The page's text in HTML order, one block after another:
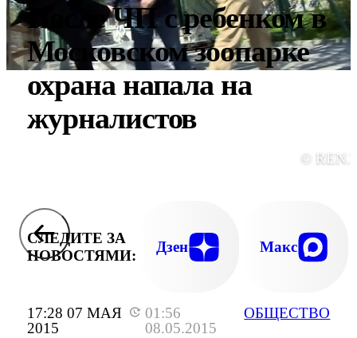
17:28 07 МАЯ
2015
01:56
08.05.2015
ОБЩЕСТВО
После ЧП с ребенком в
Московском зоопарке
охрана напала на
журналистов
©
СЛЕДИТЕ ЗА
НОВОСТЯМИ:
Дзен Макс